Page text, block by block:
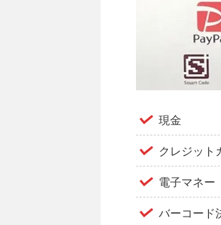
現金
クレジット
電子マネー
バーコード